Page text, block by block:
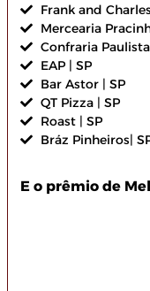
Frank and
Mercearia
Confraria
EAP | SP
Bar Astor | SP
QT Pizza | SP
Roast | SP
Bráz Pinheiros|
E o prêmio de